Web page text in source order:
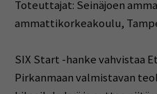
Toteuttajat: Seinäjoen
ammattikorkeakoulu,
SIX Start -hanke vahvistaa
Pirkanmaan valmistavan